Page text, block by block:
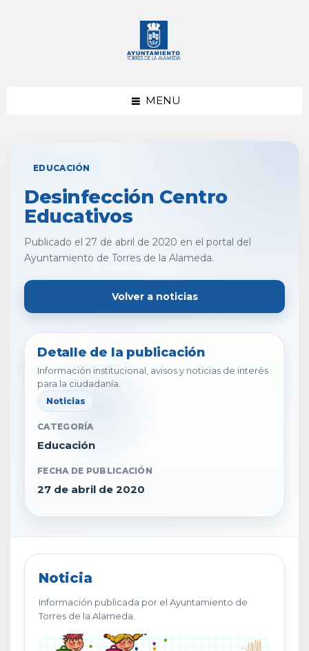
MENU
EDUCACIÓN
Desinfección Centro
Educativos
Publicado el 27 de abril de 2020 en el portal del
Ayuntamiento de Torres de la Alameda.
Volver a noticias
Detalle de la publicación
Información institucional, avisos y noticias de interés
para la ciudadanía.
Noticias
CATEGORÍA
Educación
FECHA DE PUBLICACIÓN
27 de abril de 2020
Noticia
Información publicada por el Ayuntamiento de
Torres de la Alameda.